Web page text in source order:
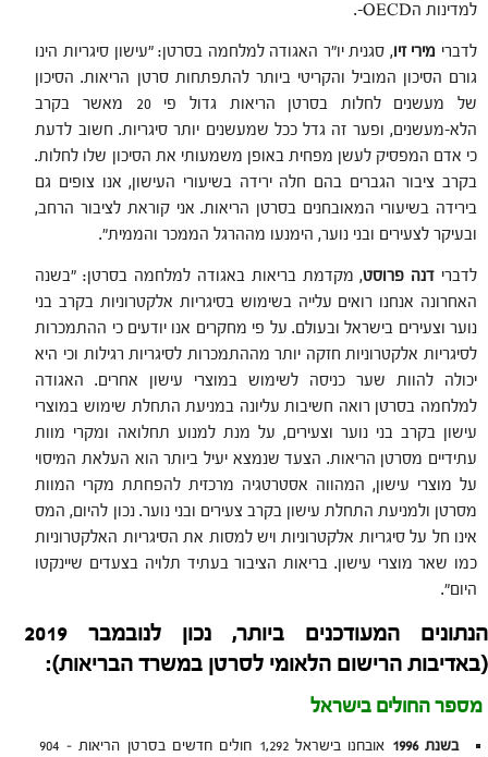
למדינות הOECD-.
לדברי מירי זיו, סגנית יו"ר האגודה למלחמה בסרטן: "עישון סיגריות הינו
גורם הסיכון המוביל והקריטי ביותר להתפתחות סרטן הריאות. הסיכון
של מעשנים לחלות בסרטן הריאות גדול פי 20 מאשר בקרב
הלא-מעשנים, ופער זה גדל ככל שמעשנים יותר סיגריות. חשוב לדעת
כי אדם המפסיק לעשן מפחית באופן משמעותי את הסיכון שלו לחלות.
בקרב ציבור הגברים בהם חלה ירידה בשיעורי העישון, אנו צופים גם
בירידה בשיעורי המאובחנים בסרטן הריאות. אני קוראת לציבור הרחב,
ובעיקר לצעירים ובני נוער, הימנעו מההרגל הממכר והממית".
לדברי דנה פרוסט, מקדמת בריאות באגודה למלחמה בסרטן: "בשנה
האחרונה אנחנו רואים עלייה בשימוש בסיגריות אלקטרוניות בקרב בני
נוער וצעירים בישראל ובעולם. על פי מחקרים אנו יודעים כי ההתמכרות
לסיגריות אלקטרוניות חזקה יותר מההתמכרות לסיגריות רגילות וכי היא
יכולה להוות שער כניסה לשימוש במוצרי עישון אחרים. האגודה
למלחמה בסרטן רואה חשיבות עליונה במניעת התחלת שימוש במוצרי
עישון בקרב בני נוער וצעירים, על מנת למנוע תחלואה ומקרי מוות
עתידיים מסרטן הריאות. הצעד שנמצא יעיל ביותר הוא העלאת המיסוי
על מוצרי עישון, המהווה אסטרטגיה מרכזית להפחתת מקרי המוות
מסרטן ולמניעת התחלת עישון בקרב צעירים ובני נוער. נכון להיום, המס
אינו חל על סיגריות אלקטרוניות ויש למסות את הסיגריות האלקטרוניות
כמו שאר מוצרי עישון. בריאות הציבור בעתיד תלויה בצעדים שיינקטו
היום".
הנתונים המעודכנים ביותר, נכון לנובמבר 2019
(באדיבות הרישום הלאומי לסרטן במשרד הבריאות):
מספר החולים בישראל
בשנת 1996
אובחנו בישראל 1,292 חולים חדשים בסרטן הריאות – 904